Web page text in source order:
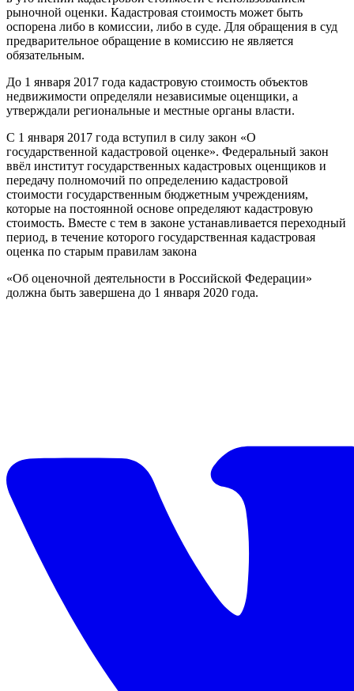
рыночной оценки. Кадастровая стоимость может быть
оспорена либо в комиссии, либо в суде. Для обращения в суд
предварительное обращение в комиссию не является
обязательным.
До 1 января 2017 года кадастровую стоимость объектов
недвижимости определяли независимые оценщики, а
утверждали региональные и местные органы власти.
С 1 января 2017 года вступил в силу закон «О
государственной кадастровой оценке». Федеральный закон
ввёл институт государственных кадастровых оценщиков и
передачу полномочий по определению кадастровой
стоимости государственным бюджетным учреждениям,
которые на постоянной основе определяют кадастровую
стоимость. Вместе с тем в законе устанавливается переходный
период, в течение которого государственная кадастровая
оценка по старым правилам закона
«Об оценочной деятельности в Российской Федерации»
должна быть завершена до 1 января 2020 года.